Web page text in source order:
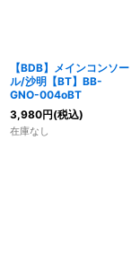
【BDB】メインコンソー
ル/沙明【BT】BB-
GNO-004oBT
3,980円(税込)
在庫なし